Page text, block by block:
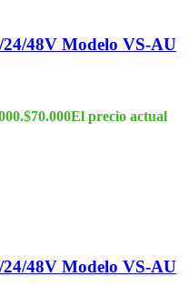
48V Modelo VS-AU
$70.000El precio actual
48V Modelo VS-AU